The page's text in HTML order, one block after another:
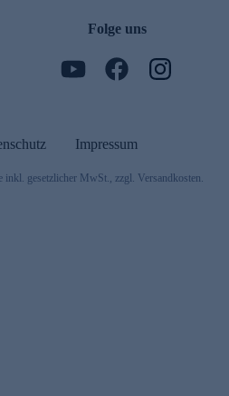
Folge uns
Impressum
gesetzlicher MwSt., zzgl. Versandkosten.